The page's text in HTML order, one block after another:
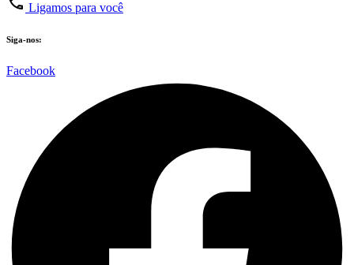
Ligamos para você
Siga-nos:
Facebook